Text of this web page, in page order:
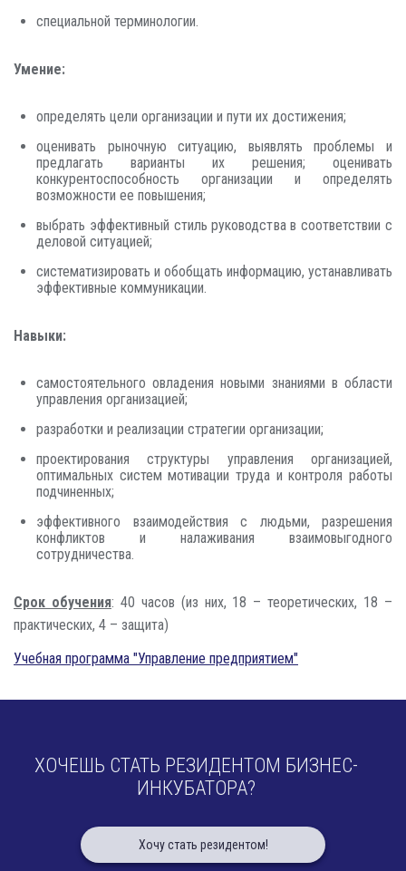
специальной терминологии.
Умение:
определять цели организации и пути их достижения;
оценивать рыночную ситуацию, выявлять проблемы и
предлагать варианты их решения; оценивать
конкурентоспособность организации и определять
возможности ее повышения;
выбрать эффективный стиль руководства в соответствии с
деловой ситуацией;
систематизировать и обобщать информацию, устанавливать
эффективные коммуникации.
Навыки:
самостоятельного овладения новыми знаниями в области
управления организацией;
разработки и реализации стратегии организации;
проектирования структуры управления организацией,
оптимальных систем мотивации труда и контроля работы
подчиненных;
эффективного взаимодействия с людьми, разрешения
конфликтов и налаживания взаимовыгодного
сотрудничества.
Срок обучения: 40 часов (из них, 18 – теоретических, 18 –
практических, 4 – защита)
Учебная программа "Управление предприятием"
ХОЧЕШЬ СТАТЬ РЕЗИДЕНТОМ БИЗНЕС-
ИНКУБАТОРА?
Хочу стать резидентом!